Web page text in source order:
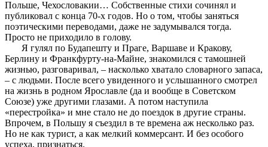
Польше, Чехословакии… Собственные стихи сочинял и
публиковал с конца 70-х годов. Но о том, чтобы заняться
поэтическими переводами, даже не задумывался тогда.
Просто не приходило в голову.
Я гулял по Будапешту и Праге, Варшаве и Кракову,
Берлину и Франкфурту-на-Майне, знакомился с тамошней
жизнью, разговаривал, – насколько хватало словарного запаса,
– с людьми. После всего увиденного и услышанного смотрел
на жизнь в родном Ярославле (да и вообще в Советском
Союзе) уже другими глазами. А потом наступила
«перестройка» и мне стало не до поездок в другие страны.
Впрочем, в Польшу я съездил в те времена аж несколько раз.
Но не как турист, а как мелкий коммерсант. И без особого
успеха, признаться.